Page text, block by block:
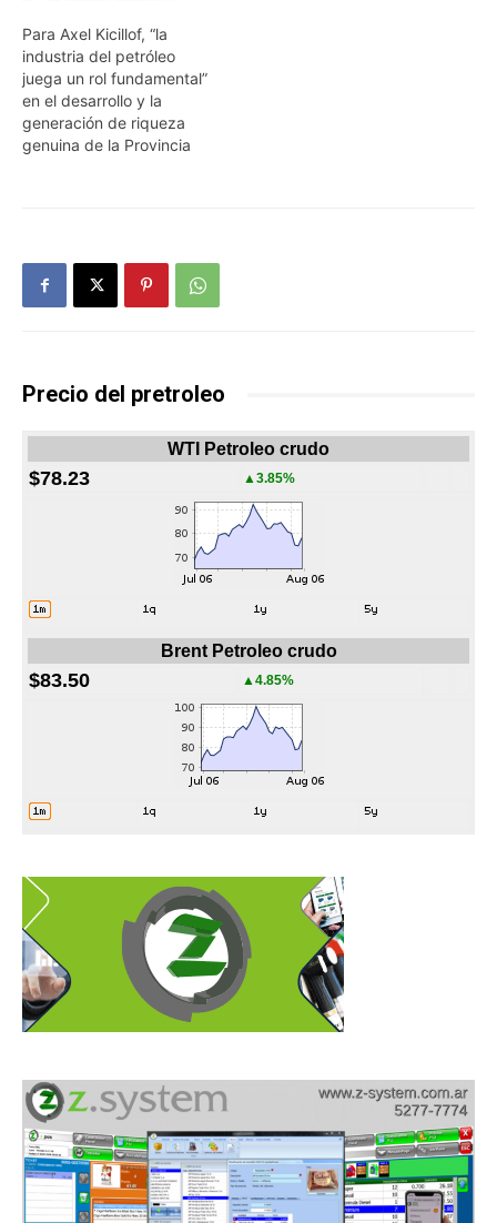
Para Axel Kicillof, “la
industria del petróleo
juega un rol fundamental”
en el desarrollo y la
generación de riqueza
genuina de la Provincia
Precio del pretroleo
WTI Petroleo crudo
$78.23 ▲3.85%
Brent Petroleo crudo
$83.50 ▲4.85%